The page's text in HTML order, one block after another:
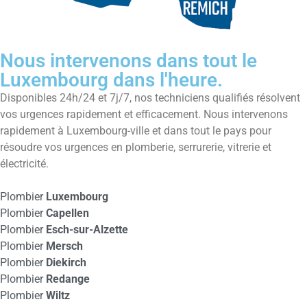
Nous intervenons dans tout le
Luxembourg dans l'heure.
Disponibles 24h/24 et 7j/7, nos techniciens qualifiés résolvent
vos urgences rapidement et efficacement. Nous intervenons
rapidement à Luxembourg-ville et dans tout le pays pour
résoudre vos urgences en plomberie, serrurerie, vitrerie et
électricité.
Plombier Luxembourg
PlombierCapellen
Plombier Esch-sur-Alzette
Plombier Mersch
Plombier Diekirch
Plombier Redange
PlombierWiltz